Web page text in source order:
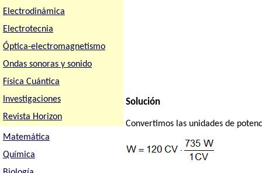
Electrodinámica
Electrotecnia
Óptica-electromagnetismo
Ondas sonoras y sonido
Física Cuántica
Investigaciones
Revista Horizon
Matemática
Química
Solución
Convertimos las unidades de